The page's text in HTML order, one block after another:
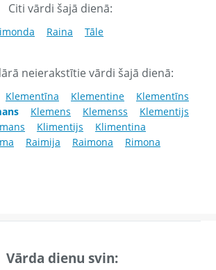
Citi vārdi šajā dienā:
Raina Tāle
neierakstītie vārdi šajā dienā:
Klementīna Klementine
Klementīns
Klemens Klemenss
Klementijs
Klimentijs
Klimentina
Raimija Raimona
Rimona
Vārda dienu svin: